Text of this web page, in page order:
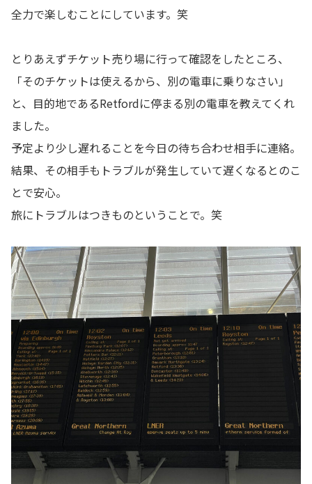
全力で楽しむことにしています。笑
とりあえずチケット売り場に行って確認をしたところ、
「そのチケットは使えるから、別の電車に乗りなさい」
と、目的地であるRetfordに停まる別の電車を教えてくれ
ました。
予定より少し遅れることを今日の待ち合わせ相手に連絡。
結果、その相手もトラブルが発生していて遅くなるとのこ
とで安心。
旅にトラブルはつきものということで。笑